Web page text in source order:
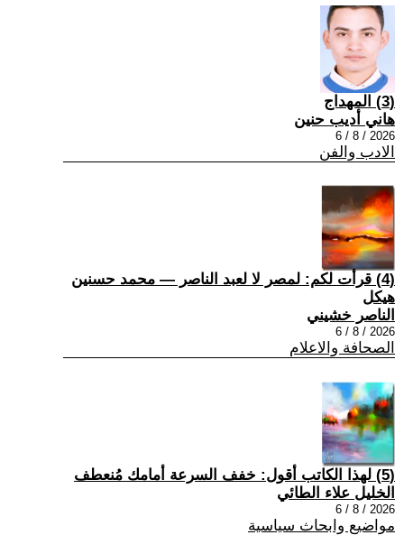
(3) المهداج
هاني أديب حنين
2026 / 8 / 6
الادب والفن
(4) قرأت لكم: لمصر لا لعبد الناصر — محمد حسنين
هيكل
الناصر خشيني
2026 / 8 / 6
الصحافة والاعلام
(5) لهذا الكاتب أقول: خفف السرعة أمامك مُنعطف
الخليل علاء الطائي
2026 / 8 / 6
مواضيع وابحاث سياسية